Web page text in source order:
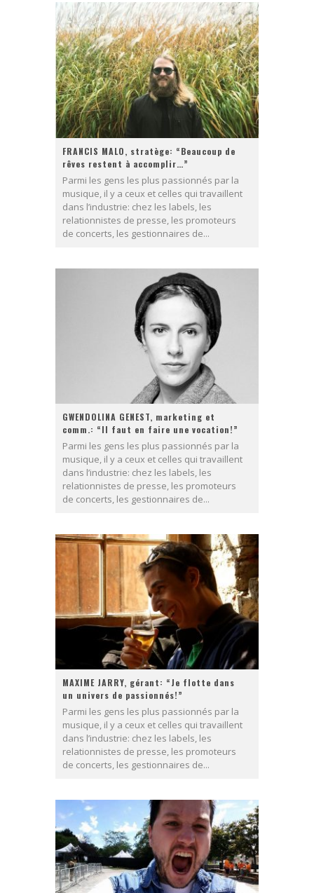
FRANCIS MALO, stratège: “Beaucoup de
rêves restent à accomplir…”
Parmi les gens les plus passionnés par la
musique, il y a ceux et celles qui travaillent
dans l’industrie: chez les labels, les
relationnistes de presse, les promoteurs
de concerts, les gestionnaires de...
GWENDOLINA GENEST, marketing et
comm.: “Il faut en faire une vocation!”
Parmi les gens les plus passionnés par la
musique, il y a ceux et celles qui travaillent
dans l’industrie: chez les labels, les
relationnistes de presse, les promoteurs
de concerts, les gestionnaires de...
MAXIME JARRY, gérant: “Je flotte dans
un univers de passionnés!”
Parmi les gens les plus passionnés par la
musique, il y a ceux et celles qui travaillent
dans l’industrie: chez les labels, les
relationnistes de presse, les promoteurs
de concerts, les gestionnaires de...